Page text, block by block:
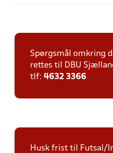
Spørgsmål omkring
rettes til DBU
tlf: 4632 3366
Husk frist til Futsal/